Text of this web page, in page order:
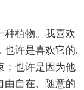
植物。我喜欢
也许是喜欢它的.
；也许是因为他
由自在、随意的